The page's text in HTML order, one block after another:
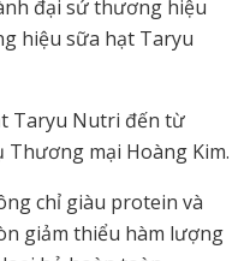
đại sứ thương hiệu
hiệu sữa hạt Taryu
Taryu Nutri đến từ
Thương mại Hoàng Kim.
chỉ giàu protein và
giảm thiểu hàm lượng